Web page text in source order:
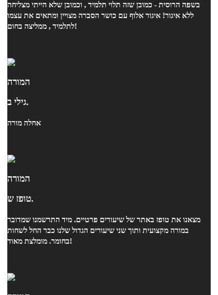
בשפה הרוסית - כמובן שזה תלוי תלמיד , וכמובן שלא הייתי מצליחה
ללא איגור! איגור אלוף עם כושר הסברה מצויין ומתאים את עצמו
לתלמיד , ממליצה בחום!
המורה
גילי ב.
אחלה מורה
המורה
טופז ש.
מצאנו את טופז באתר של שיעורים פרטיים. מיד התרשמנו שמדובר
במורה מקצועית ותוך שני שיעורים הגדול שלנו כבר החל לשחות
בחומר. מומלצת מאוד!